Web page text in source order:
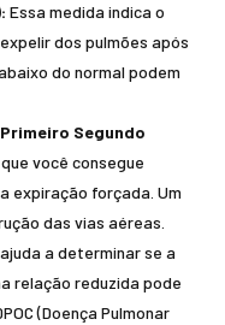
Essa medida indica o
dos pulmões após
do normal podem
Segundo
você consegue
expiração forçada. Um
das vias aéreas.
a determinar se a
relação reduzida pode
(Doença Pulmonar